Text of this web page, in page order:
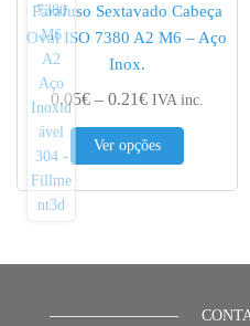
Parafuso Sextavado Cabeça
Oval ISO 7380 A2 M6 – Aço
Inox.
0.05€ – 0.21€Price range:
IVA inc.
Ver opções
This